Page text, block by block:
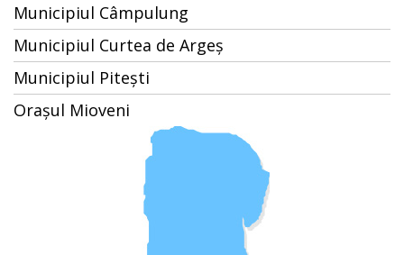
Municipiul Câmpulung
Municipiul Curtea de Argeș
Municipiul Pitești
Orașul Mioveni